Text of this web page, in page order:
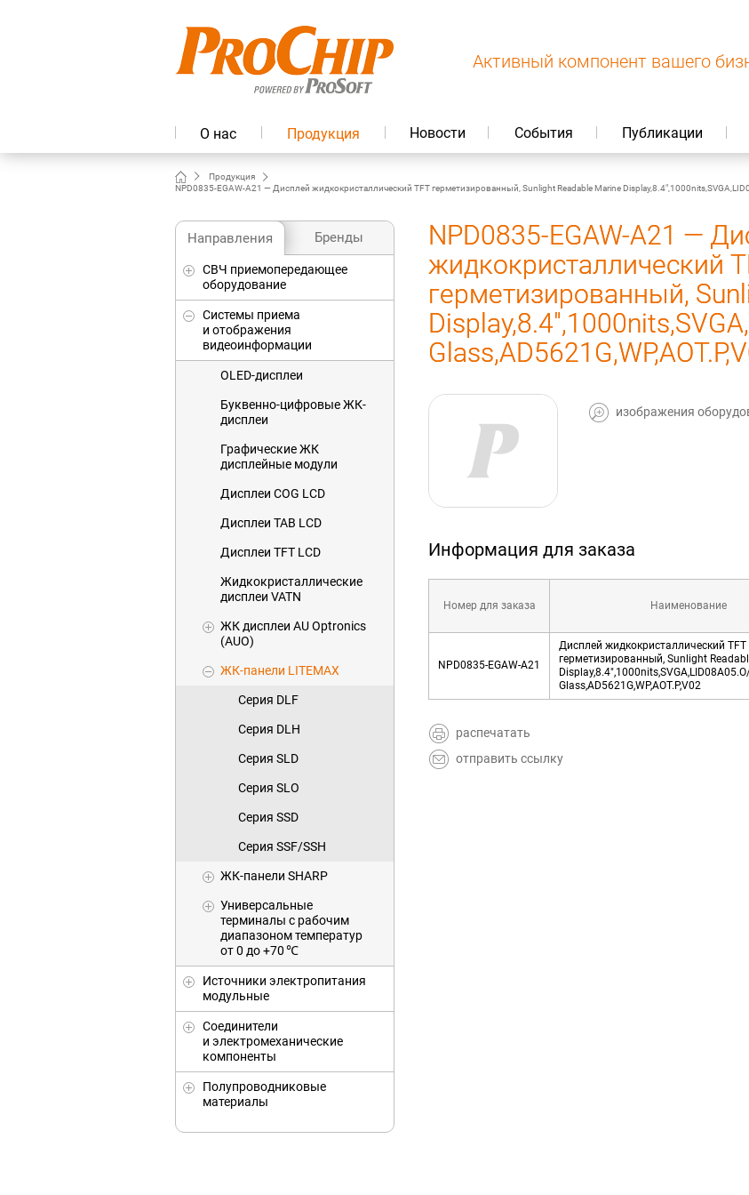
Активный компонент вашего
О нас Продукция Новости События Публикации
Продукция
NPD0835-EGAW-A21 — Дисплей жидкокристаллический TFT герметизированный, Sunlight Readable Marine
Направления Бренды
СВЧ приемопередающее
оборудование
Системы приема
и отображения
видеоинформации
OLED-дисплеи
Буквенно-цифровые ЖК-
дисплеи
Графические ЖК
дисплейные модули
Дисплеи COG LCD
Дисплеи TAB LCD
Дисплеи TFT LCD
Жидкокристаллические
дисплеи VATN
ЖК дисплеи AU Optronics
(AUO)
ЖК-панели LITEMAX
Серия DLF
Серия DLH
Серия SLD
Серия SLO
Серия SSD
Серия SSF/SSH
ЖК-панели SHARP
Универсальныe
терминалы с рабочим
диапазоном температур
от 0 до +70 ℃
Источники электропитания
модульные
Соединители
и электромеханические
компоненты
Полупроводниковые
материалы
NPD0835-EGAW-A21 —
жидкокристаллический
герметизированный,
изображения
Информация для заказа
Номер для заказа Наименование
NPD0835-EGAW-A21
Дисплей жидкокристаллический TFT
герметизированный, Sunlight
Glass,AD5621G,WP,AOT.P,V02
распечатать
отправить ссылку